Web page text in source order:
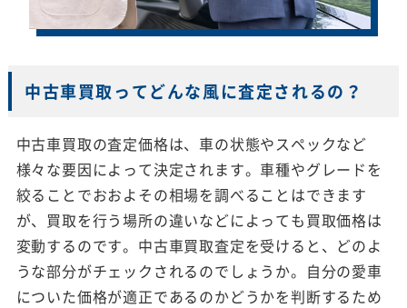
中古車買取ってどんな風に査定されるの？
中古車買取の査定価格は、車の状態やスペックなど
様々な要因によって決定されます。車種やグレードを
絞ることでおおよその相場を調べることはできます
が、買取を行う場所の違いなどによっても買取価格は
変動するのです。中古車買取査定を受けると、どのよ
うな部分がチェックされるのでしょうか。自分の愛車
についた価格が適正であるのかどうかを判断するため